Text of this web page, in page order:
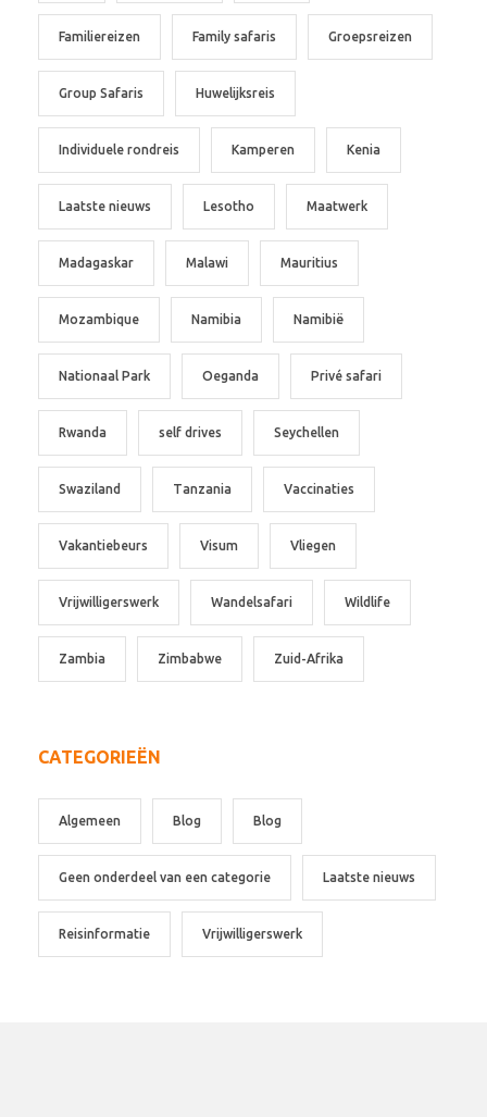
Familiereizen Family safaris Groepsreizen
Group Safaris Huwelijksreis
Individuele rondreis Kamperen Kenia
Laatste nieuws Lesotho Maatwerk
Madagaskar Malawi Mauritius
Mozambique Namibia Namibië
Nationaal Park Oeganda Privé safari
Rwanda self drives Seychellen
Swaziland Tanzania Vaccinaties
Vakantiebeurs Visum Vliegen
Vrijwilligerswerk Wandelsafari Wildlife
Zambia Zimbabwe Zuid-Afrika
CATEGORIEËN
Algemeen Blog Blog
Geen onderdeel van een categorie Laatste nieuws
Reisinformatie Vrijwilligerswerk